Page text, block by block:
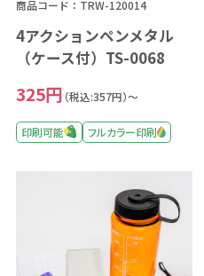
商品コード：TRW-120014
4アクションペンメタル
（ケース付）TS-0068
325円 （税込:357円）～
印刷可能 フルカラー印刷